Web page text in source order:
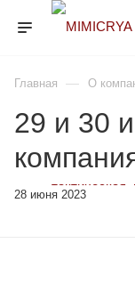
Главная — О
29 и 30
28 июня 2023